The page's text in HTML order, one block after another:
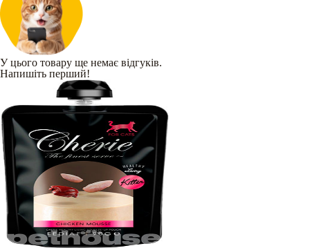
У цього товару ще немає відгуків.
Напишіть перший!